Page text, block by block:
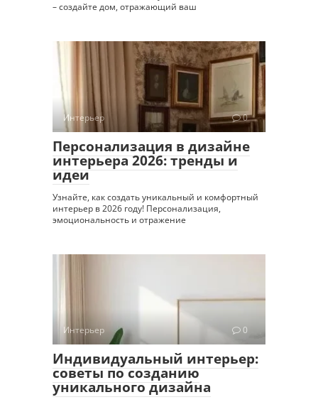
– создайте дом, отражающий ваш
Интерьер 0
Персонализация в дизайне
интерьера 2026: тренды и
идеи
Узнайте, как создать уникальный и комфортный
интерьер в 2026 году! Персонализация,
эмоциональность и отражение
Интерьер 0
Индивидуальный интерьер:
советы по созданию
уникального дизайна